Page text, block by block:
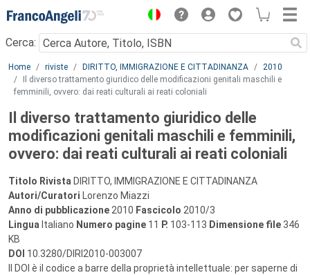
Menu
Cerca:
Main content
Home riviste DIRITTO, IMMIGRAZIONE E CITTADINANZA
2010
Il diverso trattamento giuridico delle modificazioni genitali maschili e
femminili, ovvero: dai reati culturali ai reati coloniali
Il diverso trattamento giuridico delle
modificazioni genitali maschili e femminili,
ovvero: dai reati culturali ai reati coloniali
Titolo Rivista DIRITTO, IMMIGRAZIONE E CITTADINANZA
Autori/Curatori Lorenzo Miazzi
Anno di pubblicazione 2010 Fascicolo 2010/3
Lingua Italiano Numero pagine 11 P. 103-113 Dimensione file 346
KB
DOI 10.3280/DIRI2010-003007
Il DOI è il codice a barre della proprietà intellettuale: per saperne di